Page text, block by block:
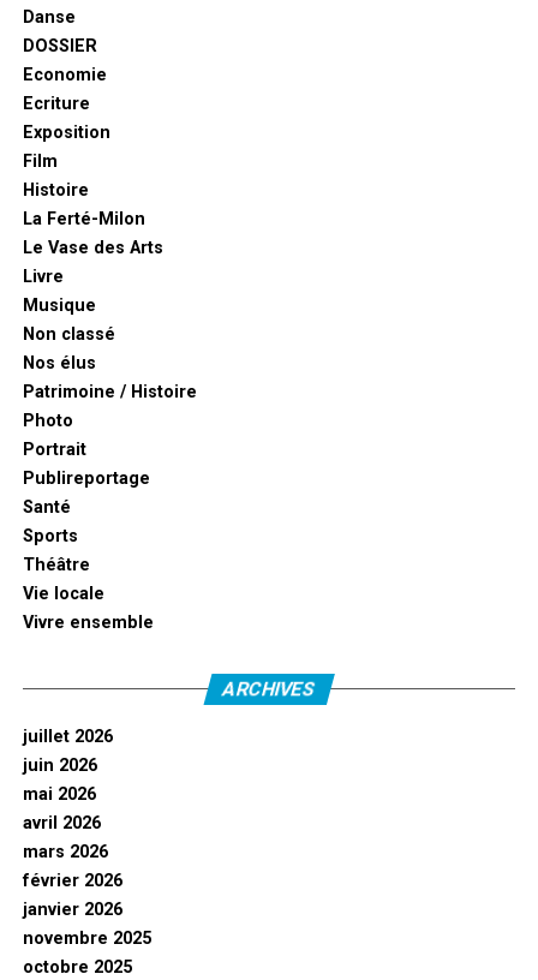
Danse
DOSSIER
Economie
Ecriture
Exposition
Film
Histoire
La Ferté-Milon
Le Vase des Arts
Livre
Musique
Non classé
Nos élus
Patrimoine / Histoire
Photo
Portrait
Publireportage
Santé
Sports
Théâtre
Vie locale
Vivre ensemble
ARCHIVES
juillet 2026
juin 2026
mai 2026
avril 2026
mars 2026
février 2026
janvier 2026
novembre 2025
octobre 2025